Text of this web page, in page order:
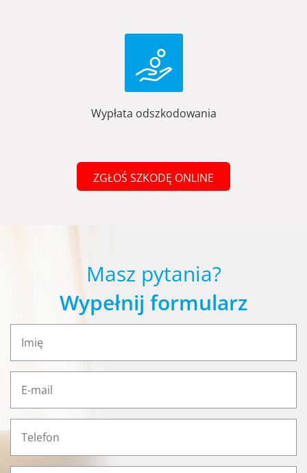
Wypłata odszkodowania
ZGŁOŚ SZKODĘ ONLINE
Masz pytania?
Wypełnij formularz